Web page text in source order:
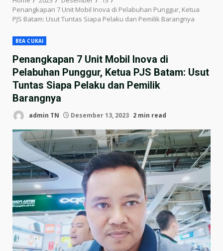
Penangkapan 7 Unit Mobil Inova di Pelabuhan Punggur, Ketua
PJS Batam: Usut Tuntas Siapa Pelaku dan Pemilik Barangnya
BEA CUKAI
Penangkapan 7 Unit Mobil Inova di
Pelabuhan Punggur, Ketua PJS Batam: Usut
Tuntas Siapa Pelaku dan Pemilik
Barangnya
admin TN Desember 13, 2023 2 min read